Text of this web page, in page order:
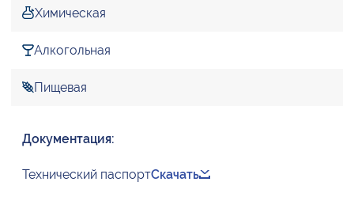
Химическая
Алкогольная
Пищевая
Документация:
Технический паспортСкачать